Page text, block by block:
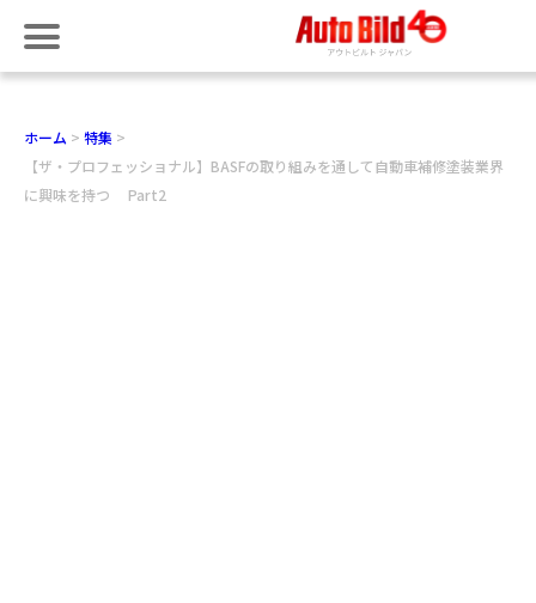
ホーム
特集
【ザ・プロフェッショナル】BASFの取り組みを通して自動車補修塗装業界
に興味を持つ Part2